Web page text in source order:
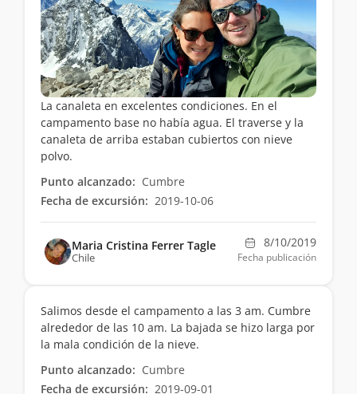
La canaleta en excelentes condiciones. En el
campamento base no había agua. El traverse y la
canaleta de arriba estaban cubiertos con nieve
polvo.
Punto alcanzado: Cumbre
Fecha de excursión: 2019-10-06
Maria Cristina Ferrer Tagle
Chile
8/10/2019
Fecha publicación
Salimos desde el campamento a las 3 am. Cumbre
alrededor de las 10 am. La bajada se hizo larga por
la mala condición de la nieve.
Punto alcanzado: Cumbre
Fecha de excursión: 2019-09-01